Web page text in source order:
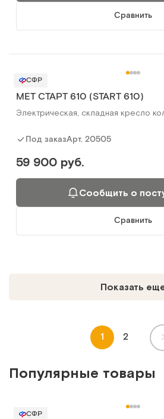
Сравнить
СФР
MET СТАРТ 610 (START 610)
Электрическая, складная кресло
Под заказАрт. 20505
59 900 руб.
Сообщить о
Сравнить
Показать
1 2
Популярные товары
СФР